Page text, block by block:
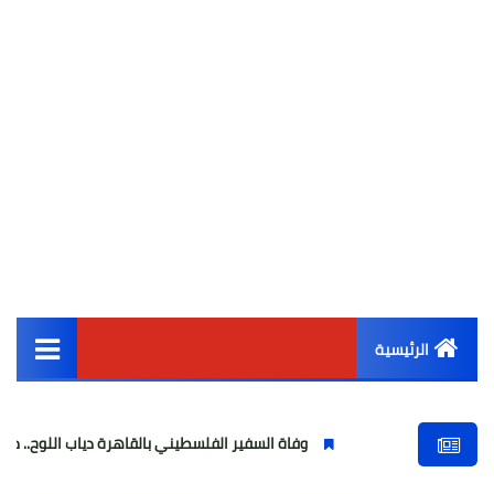
الرئيسية
أخبار مصر
وفاة السفير الفلسطيني بالقاهرة دياب اللوح.. مسيرة وطنية